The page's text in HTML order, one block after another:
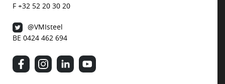
DUURZAAM
CONTACT
F +32 52 20 30 20
@VMIsteel
BE 0424 462 694